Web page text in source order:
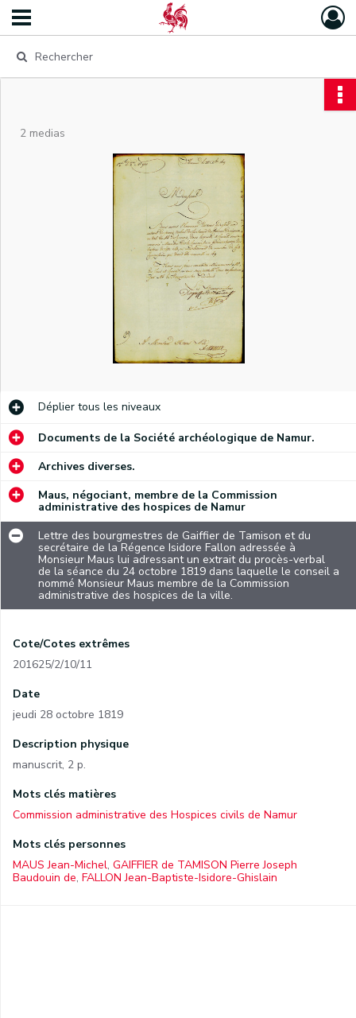
2 medias
Déplier tous les niveaux
Documents de la Société archéologique de Namur.
Archives diverses.
Maus, négociant, membre de la Commission
administrative des hospices de Namur
Lettre des bourgmestres de Gaiffier de Tamison et du
secrétaire de la Régence Isidore Fallon adressée à
Monsieur Maus lui adressant un extrait du procès-verbal
de la séance du 24 octobre 1819 dans laquelle le conseil a
nommé Monsieur Maus membre de la Commission
administrative des hospices de la ville.
Cote/Cotes extrêmes
201625/2/10/11
Date
jeudi 28 octobre 1819
Description physique
manuscrit, 2 p.
Mots clés matières
Commission administrative des Hospices civils de Namur
Mots clés personnes
MAUS Jean-Michel, GAIFFIER de TAMISON Pierre Joseph
Baudouin de, FALLON Jean-Baptiste-Isidore-Ghislain